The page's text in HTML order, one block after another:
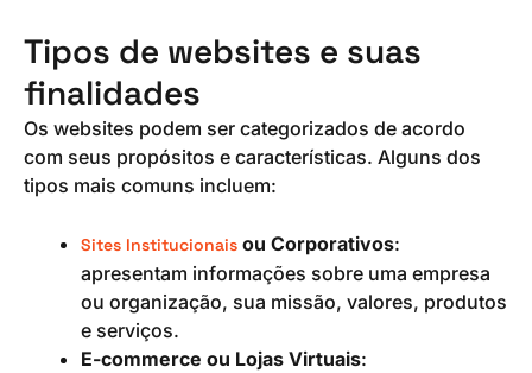
Tipos de websites e suas
finalidades
Os websites podem ser categorizados de acordo
com seus propósitos e características. Alguns dos
tipos mais comuns incluem:
Sites Institucionais ou Corporativos:
apresentam informações sobre uma empresa
ou organização, sua missão, valores, produtos
e serviços.
E-commerce ou Lojas Virtuais: